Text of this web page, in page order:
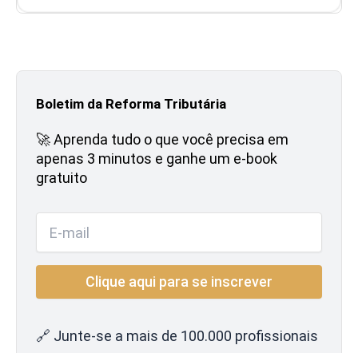
Boletim da Reforma Tributária
🚀 Aprenda tudo o que você precisa em
apenas 3 minutos e ganhe um e-book
gratuito
🔗 Junte-se a mais de 100.000 profissionais